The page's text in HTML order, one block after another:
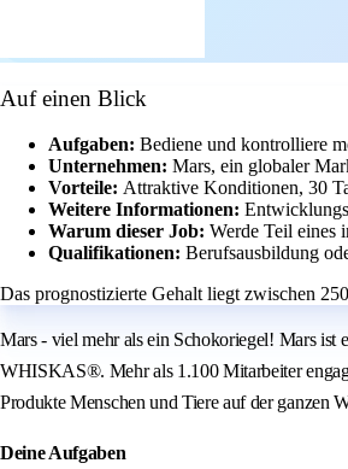
Auf einen Blick
Aufgaben: Bediene und kontrolliere
Unternehmen: Mars, ein globaler
Vorteile: Attraktive Konditionen, 30
Weitere Informationen:
Warum dieser Job: Werde Teil eines
Qualifikationen: Berufsausbildung
Das prognostizierte Gehalt liegt zwischen
Mars - viel mehr als ein Schokoriegel! Mars
WHISKAS®. Mehr als 1.100 Mitarbeiter
Produkte Menschen und Tiere auf der ganzen
Deine Aufgaben